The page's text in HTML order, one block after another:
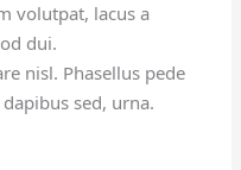
volutpat, lacus a
dui.
nisl. Phasellus pede
sed, urna.